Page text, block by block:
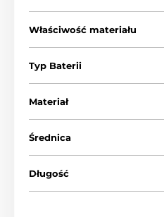
Właściwość materiału
Typ Baterii
Materiał
Średnica
Długość